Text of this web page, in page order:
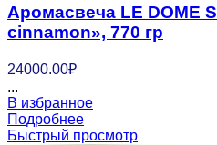
Аромасвеча LE DOME
cinnamon», 770 гр
24000.00₽
...
В избранное
Подробнее
Быстрый просмотр